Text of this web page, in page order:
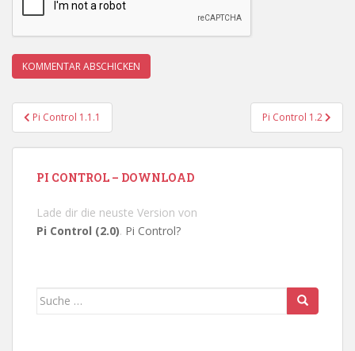
Beitragsnavigation
Pi Control 1.1.1 Pi Control 1.2
PI CONTROL – DOWNLOAD
Lade dir die neuste Version von
Pi Control (2.0). Pi Control?
Suche